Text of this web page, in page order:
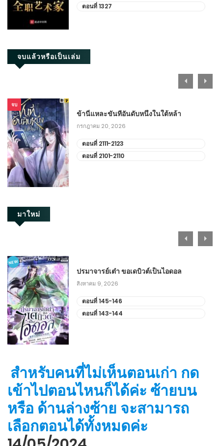
ตอนที่ 191-200
ตอนที่ 181-190
ตอนที่ 171-180
มกราคม 31, 2026
ตอนที่ 161-170
มกราคม 21, 2026
ตอนที่ 151-160
ตอนที่ 141-150
ตอนที่ 131-140
ธันวาคม 21, 2025
ตอนที่ 121-130
ธันวาคม 12, 2025
ตอนที่ 111-120
ตอนที่ 101-110
พฤศจิกายน 23, 2025
ตอนที่ 91-100
พฤศจิกายน 15, 2025
ตอนที่ 1327
จบแล้วหรือเป็นเล่ม
จบ
ข้านี่แหละขันทีอันดับหนึ่งในใต้หล้า
กรกฎาคม 20, 2026
ตอนที่ 2111-2123
ตอนที่ 2101-2110
มาใหม่
NEW
ปรมาจารย์เต๋า ขอเดบิวต์เป็นไอดอล
สิงหาคม 9, 2026
ตอนที่ 145-146
ตอนที่ 143-144
สำหรับคนที่ไม่เห็นตอนเก่า กด
เข้าไปตอนไหนก็ได้ค่ะ ซ้ายบน
หรือ ด้านล่างซ้าย จะสามารถ
เลือกตอนได้ทั้งหมดค่ะ